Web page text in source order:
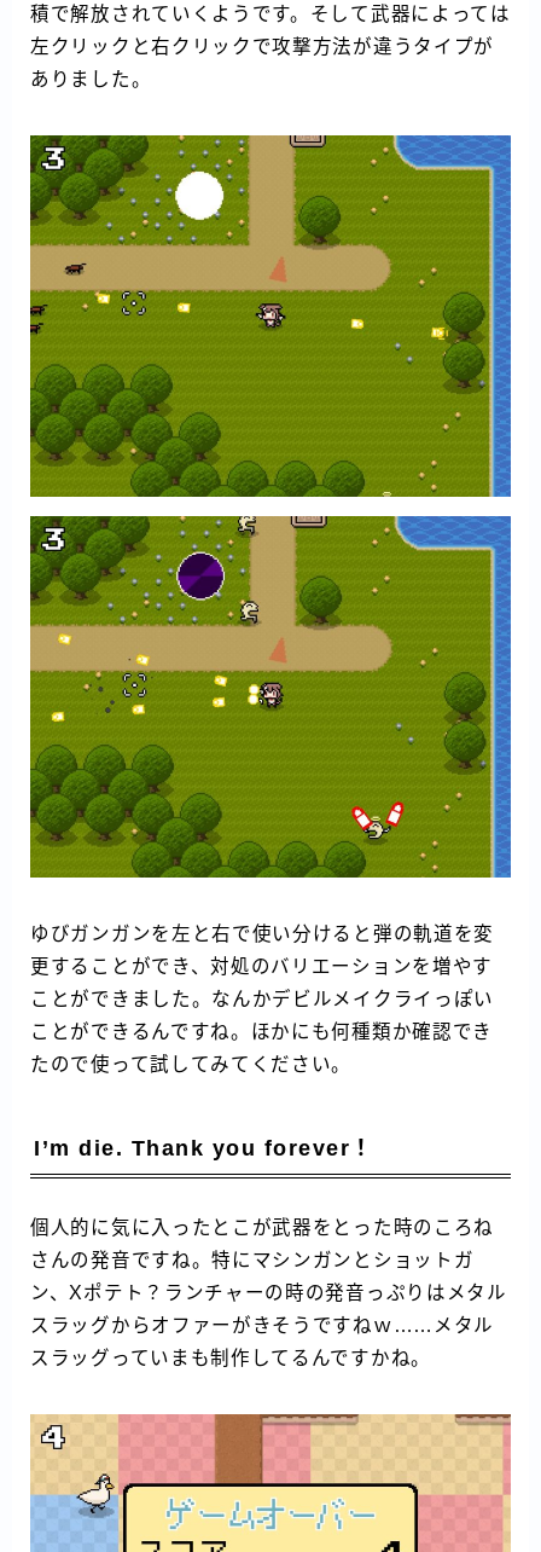
積で解放されていくようです。そして武器によっては
左クリックと右クリックで攻撃方法が違うタイプが
ありました。
ゆびガンガンを左と右で使い分けると弾の軌道を変
更することができ、対処のバリエーションを増やす
ことができました。なんかデビルメイクライっぽい
ことができるんですね。ほかにも何種類か確認でき
たので使って試してみてください。
I’m die. Thank you forever！
個人的に気に入ったとこが武器をとった時のころね
さんの発音ですね。特にマシンガンとショットガ
ン、Xポテト？ランチャーの時の発音っぷりはメタル
スラッグからオファーがきそうですねｗ……メタル
スラッグっていまも制作してるんですかね。